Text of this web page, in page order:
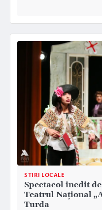
STIRI LOCALE
Spectacol inedit
Teatrul Național
Turda